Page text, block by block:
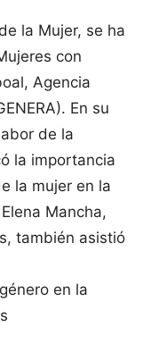
la Mujer, se ha
con
Agencia
En su
de la
la importancia
la mujer en la
Mancha,
también asistió
en la